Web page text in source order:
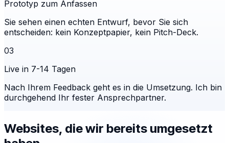
Prototyp zum Anfassen
Sie sehen einen echten Entwurf, bevor Sie sich
entscheiden: kein Konzeptpapier, kein Pitch-Deck.
03
Live in 7-14 Tagen
Nach Ihrem Feedback geht es in die Umsetzung. Ich bin
durchgehend Ihr fester Ansprechpartner.
Websites, die wir bereits umgesetzt